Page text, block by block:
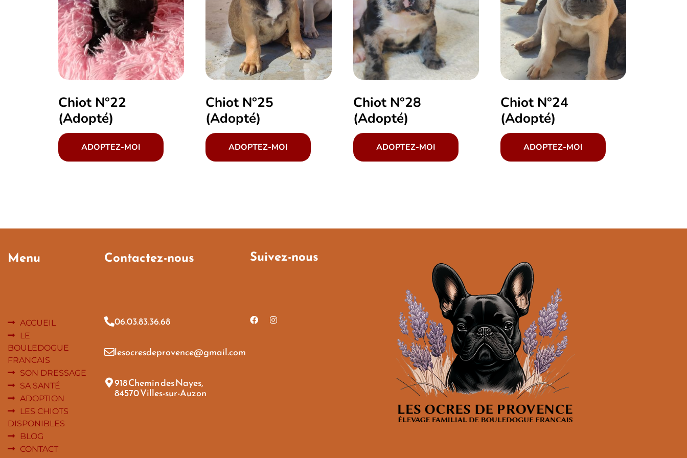
Chiot N°22
(Adopté)
ADOPTEZ-MOI
Chiot N°25
(Adopté)
ADOPTEZ-MOI
Chiot N°28
(Adopté)
ADOPTEZ-MOI
Chiot N°24
(Adopté)
ADOPTEZ-MOI
Menu
ACCUEIL
LE
BOULEDOGUE
FRANCAIS
SON DRESSAGE
SA SANTÉ
ADOPTION
LES CHIOTS
DISPONIBLES
BLOG
CONTACT
Contactez-nous
06.03.83.36.68
lesocresdeprovence@gmail.com
918 Chemin des Nayes,
84570 Villes-sur-Auzon
Suivez-nous